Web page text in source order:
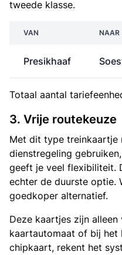
tweede klasse.
VAN NAAR
Presikhaaf
Totaal aantal
3. Vrije routekeuze
Met dit type treinkaartje
dienstregeling
geeft je veel flexibiliteit.
echter de duurste optie.
goedkoper alternatief.
Deze kaartjes zijn
kaartautomaat of bij
chipkaart, rekent het